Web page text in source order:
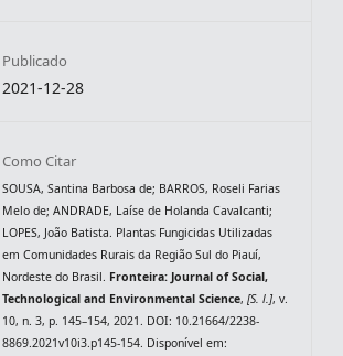
Publicado
2021-12-28
Como Citar
SOUSA, Santina Barbosa de; BARROS, Roseli Farias
Melo de; ANDRADE, Laíse de Holanda Cavalcanti;
LOPES, João Batista. Plantas Fungicidas Utilizadas
em Comunidades Rurais da Região Sul do Piauí,
Nordeste do Brasil. Fronteira: Journal of Social,
Technological and Environmental Science,[S. l.], v.
10, n. 3, p. 145–154, 2021. DOI: 10.21664/2238-
8869.2021v10i3.p145-154. Disponível em: